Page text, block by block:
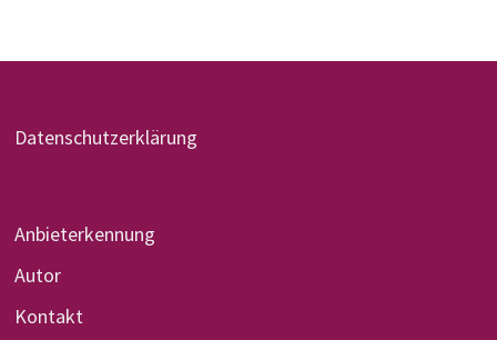
Datenschutzerklärung
Anbieterkennung
Autor
Kontakt